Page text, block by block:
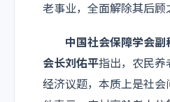
老事业，全面解除其后顾
中国社会保障学会副
会长刘佑平指出，农民养
经济议题，本质上是社会